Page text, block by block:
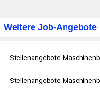
Weitere Job-Angebote
Stellenangebote
Stellenangebote